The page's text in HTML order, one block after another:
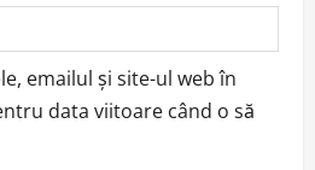
emailul și site-ul web în
data viitoare când o să